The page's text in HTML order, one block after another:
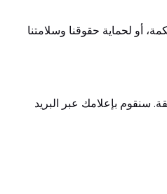
أو لحماية حقوقنا وسلامتنا
سنقوم بإعلامك عبر البريد